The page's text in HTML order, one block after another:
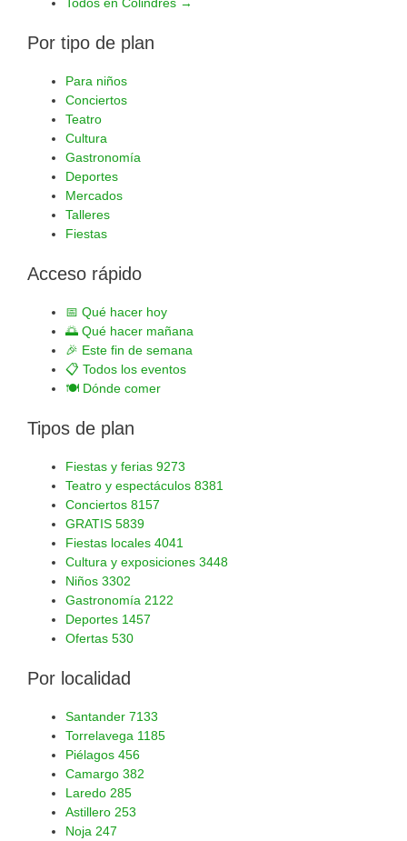
Por tipo de plan
Para niños
Conciertos
Teatro
Cultura
Gastronomía
Deportes
Mercados
Talleres
Fiestas
Acceso rápido
📅 Qué hacer hoy
🌅 Qué hacer mañana
🎉 Este fin de semana
📋 Todos los eventos
🍽️ Dónde comer
Tipos de plan
Fiestas y ferias 9273
Teatro y espectáculos 8381
Conciertos 8157
GRATIS 5839
Fiestas locales 4041
Cultura y exposiciones 3448
Niños 3302
Gastronomía 2122
Deportes 1457
Ofertas 530
Por localidad
Santander 7133
Torrelavega 1185
Piélagos 456
Camargo 382
Laredo 285
Astillero 253
Noja 247